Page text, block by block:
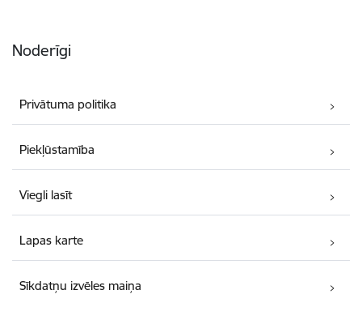
Noderīgi
Privātuma politika
Piekļūstamība
Viegli lasīt
Lapas karte
Sīkdatņu izvēles maiņa